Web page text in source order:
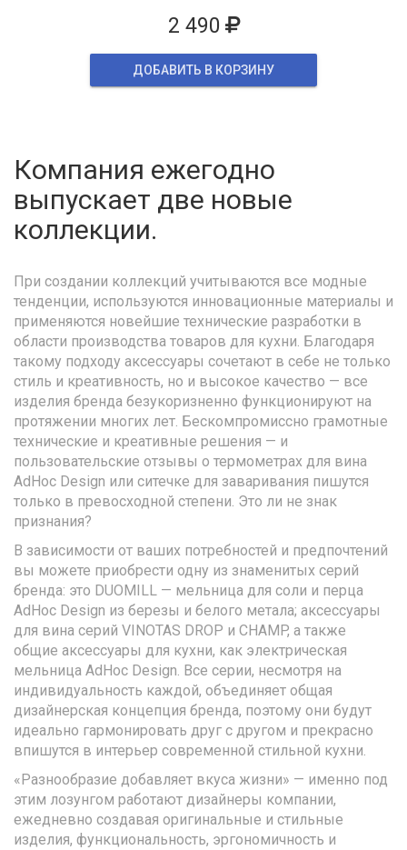
2 490
ДОБАВИТЬ В КОРЗИНУ
Компания ежегодно
выпускает две новые
коллекции.
При создании коллекций учитываются все модные
тенденции, используются инновационные материалы и
применяются новейшие технические разработки в
области производства товаров для кухни. Благодаря
такому подходу аксессуары сочетают в себе не только
стиль и креативность, но и высокое качество — все
изделия бренда безукоризненно функционируют на
протяжении многих лет. Бескомпромиссно грамотные
технические и креативные решения — и
пользовательские отзывы о термометрах для вина
AdHoc Design или ситечке для заваривания пишутся
только в превосходной степени. Это ли не знак
признания?
В зависимости от ваших потребностей и предпочтений
вы можете приобрести одну из знаменитых серий
бренда: это DUOMILL — мельница для соли и перца
AdHoc Design из березы и белого метала; аксессуары
для вина серий VINOTAS DROP и CHAMP, а также
общие аксессуары для кухни, как электрическая
мельница AdHoc Design. Все серии, несмотря на
индивидуальность каждой, объединяет общая
дизайнерская концепция бренда, поэтому они будут
идеально гармонировать друг с другом и прекрасно
впишутся в интерьер современной стильной кухни.
«Разнообразие добавляет вкуса жизни» — именно под
этим лозунгом работают дизайнеры компании,
ежедневно создавая оригинальные и стильные
изделия, функциональность, эргономичность и